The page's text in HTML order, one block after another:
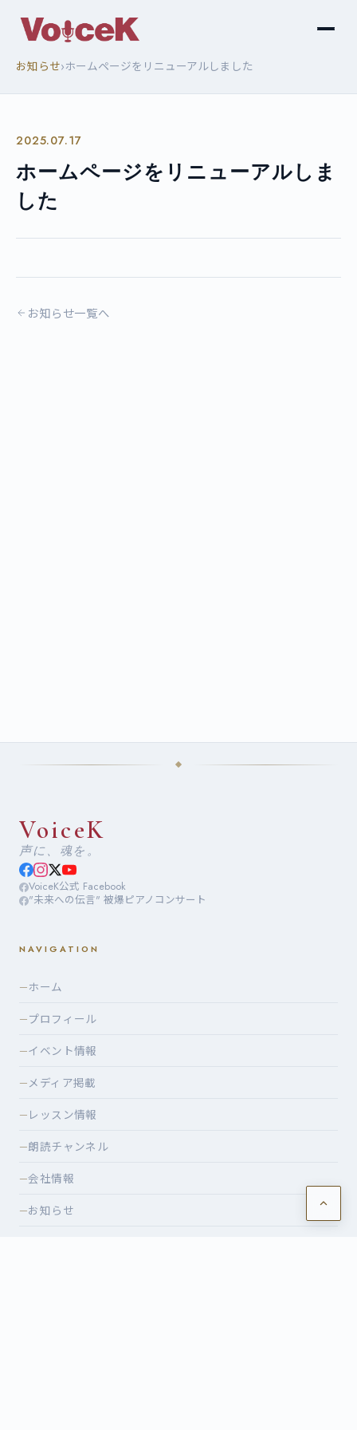
お知らせ›ホームページをリニューアルしました
2025.07.17
ホームページをリニューアルしま
した
お知らせ一覧へ
VoiceK
声に、魂を。
VoiceK公式 Facebook
"未来への伝言" 被爆ピアノコンサート
NAVIGATION
—ホーム
—プロフィール
—イベント情報
—メディア掲載
— レッスン情報
—朗読チャンネル
—会社情報
—お知らせ